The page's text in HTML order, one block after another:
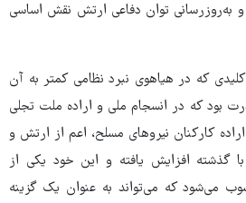
به‌روزرسانی توان دفاعی ارتش نقش اساسی
که در هیاهوی نبرد نظامی کمتر به آن
بود که در انسجام ملی و اراده ملت تجلی
کارکنان نیروهای مسلح، اعم از ارتش و
گذشته افزایش یافته و این خود یکی از
می‌شود که می‌تواند به عنوان یک گزینه